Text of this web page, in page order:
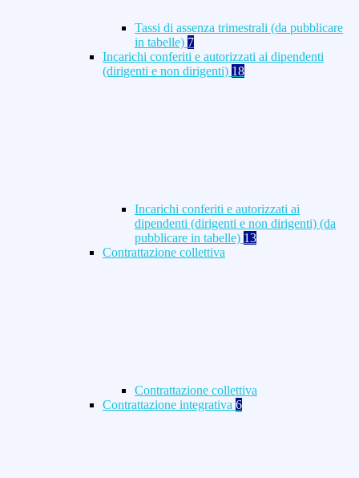
Tassi di assenza trimestrali (da pubblicare
in tabelle) 7
Incarichi conferiti e autorizzati ai dipendenti
(dirigenti e non dirigenti) 18
Incarichi conferiti e autorizzati ai
dipendenti (dirigenti e non dirigenti) (da
pubblicare in tabelle) 13
Contrattazione collettiva
Contrattazione collettiva
Contrattazione integrativa 6